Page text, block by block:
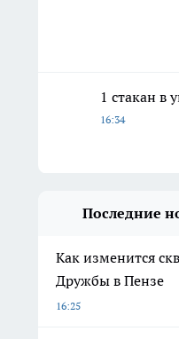
1 стакан в
16:34
Последние
Как изменится
Дружбы в Пензе
16:25